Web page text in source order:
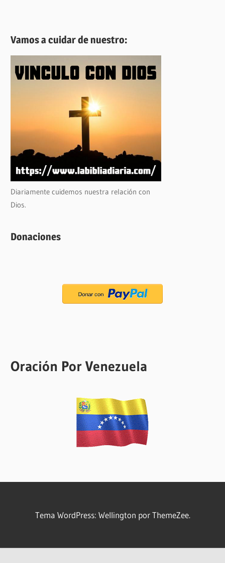
Vamos a cuidar de nuestro:
Diariamente cuidemos nuestra relación con
Dios.
Donaciones
Oración Por Venezuela
Tema WordPress: Wellington por ThemeZee.